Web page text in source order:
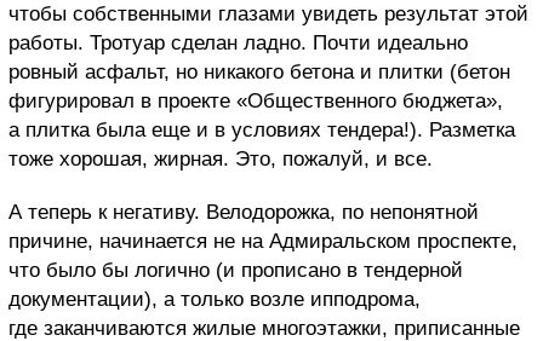
чтобы собственными глазами увидеть результат этой
работы. Тротуар сделан ладно. Почти идеально
ровный асфальт, но никакого бетона и плитки (бетон
фигурировал в проекте «Общественного бюджета»,
а плитка была еще и в условиях тендера!). Разметка
тоже хорошая, жирная. Это, пожалуй, и все.
А теперь к негативу. Велодорожка, по непонятной
причине, начинается не на Адмиральском проспекте,
что было бы логично (и прописано в тендерной
документации), а только возле ипподрома,
где заканчиваются жилые многоэтажки, приписанные